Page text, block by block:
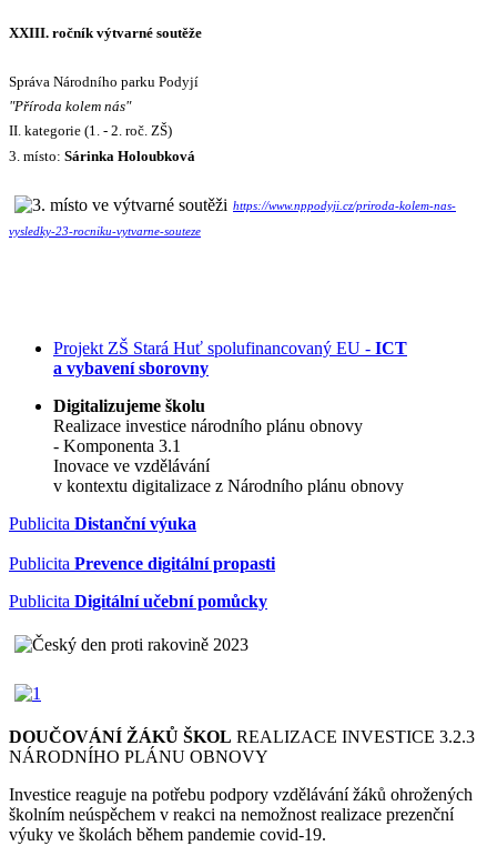
XXIII. ročník výtvarné soutěže
Správa Národního parku Podyjí
"Příroda kolem nás"
II. kategorie (1. - 2. roč. ZŠ)
3. místo: Sárinka Holoubková
https://www.nppodyji.cz/priroda-kolem-nas-
vysledky-23-rocniku-vytvarne-souteze
Projekt ZŠ Stará Huť spolufinancovaný EU - ICT
a vybavení sborovny
Digitalizujeme školu
Realizace investice národního plánu obnovy
- Komponenta 3.1
Inovace ve vzdělávání
v kontextu digitalizace z Národního plánu obnovy
Publicita Distanční výuka
Publicita Prevence digitální propasti
Publicita Digitální učební pomůcky
DOUČOVÁNÍ ŽÁKŮ ŠKOL REALIZACE INVESTICE 3.2.3
NÁRODNÍHO PLÁNU OBNOVY
Investice reaguje na potřebu podpory vzdělávání žáků ohrožených
školním neúspěchem v reakci na nemožnost realizace prezenční
výuky ve školách během pandemie covid-19.